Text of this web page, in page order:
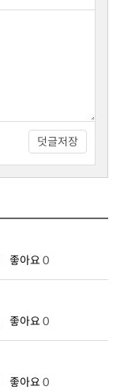
덧글저장
좋아요 0
좋아요 0
좋아요 0